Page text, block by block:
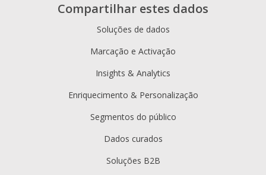
Compartilhar estes dados
Soluções de dados
Marcação e Activação
Insights & Analytics
Enriquecimento & Personalização
Segmentos do público
Dados curados
Soluções B2B